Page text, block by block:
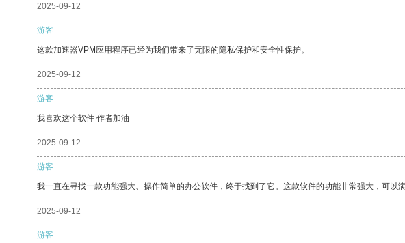
2025-09-12
游客
这款加速器VPM应用程序已经为我们带来了无限的隐私保护和安全性保护。
2025-09-12
游客
我喜欢这个软件 作者加油
2025-09-12
游客
我一直在寻找一款功能强大、操作简单的办公软件，终于找到了它。这款软件的功能非常强大，可以
2025-09-12
游客